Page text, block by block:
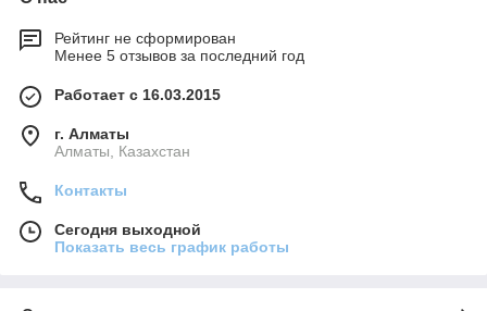
Рейтинг не сформирован
Менее 5 отзывов за последний год
Работает с 16.03.2015
г. Алматы
Алматы, Казахстан
Контакты
Сегодня выходной
Показать весь график работы